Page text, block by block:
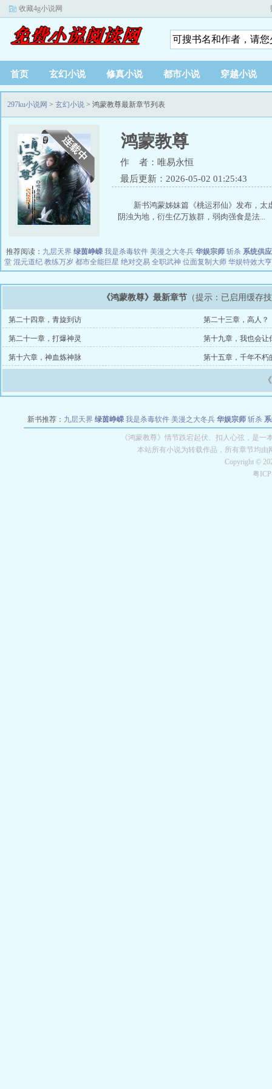
收藏4g小说网
首页 玄幻小说 修真小说 都市小说 穿越小说
297ku小说网 > 玄幻小说 > 鸿蒙教尊最新章节列表
鸿蒙教尊
作 者：唯易永恒
最后更新：2026-05-02 01:25:43
新书鸿蒙姊妹篇《桃运邪仙》发布，
阴浊为地，衍生亿万族群，弱肉强食是法...
推荐阅读： 九层天界 绿茵峥嵘 我是杀毒软件 美漫之大冬兵 华娱宗师 斩杀 系统供
堂 混元道纪 教练万岁 都市全能巨星 绝对交易 全职武神 位面复制大师 华娱特效大亨
《鸿蒙教尊》最新章节 （提示：已启用缓存
第二十四章，青旋到访 第二十三章，高人？
第二十一章，打爆神灵 第十九章，我也会让
第十六章，神血炼神脉 第十五章，千年不朽
新书推荐： 九层天界 绿茵峥嵘 我是杀毒软件 美漫之大冬兵 华娱宗师 斩杀
教练万岁 都市全能巨星 绝对交易 全职武神 位面复
《鸿蒙教尊》情节跌宕起伏、扣人心弦，是
本站所有小说为转载作品，所有章节均
Copyright ©
粤